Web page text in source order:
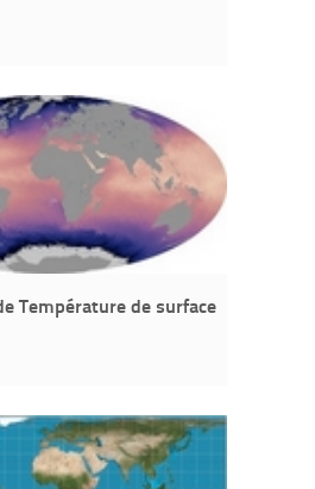
Température de surface